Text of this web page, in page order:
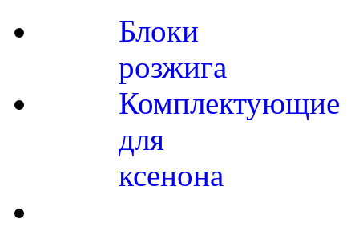
Блоки
розжига
Комплектующие
для
ксенона